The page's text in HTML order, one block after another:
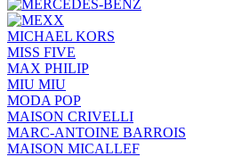
MICHAEL KORS
MISS FIVE
MAX PHILIP
MIU MIU
MODA POP
MAISON CRIVELLI
MARC-ANTOINE BARROIS
MAISON MICALLEF